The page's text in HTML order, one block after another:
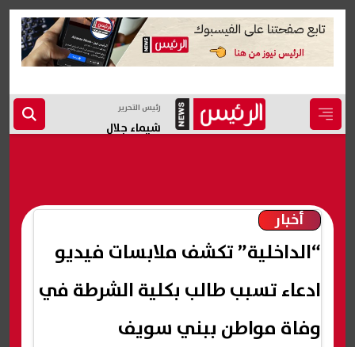
رئيس التحرير
شيماء جلال
أخبار
“الداخلية” تكشف ملابسات فيديو
ادعاء تسبب طالب بكلية الشرطة في
وفاة مواطن ببني سويف